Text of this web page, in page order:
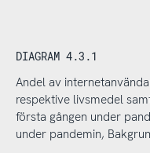
DIAGRAM 4.3.1
Andel av
respektive livsmedel
första gången under
under pandemin,